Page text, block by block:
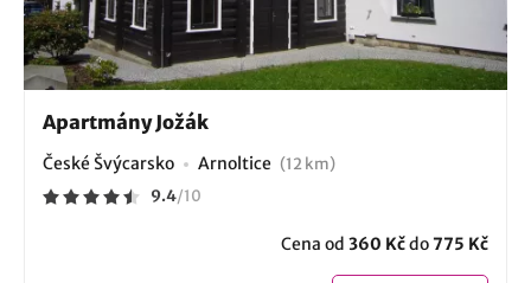
Apartmány Jožák
České Švýcarsko Arnoltice (12 km)
9.4/10
Cena od 360 Kčdo775 Kč